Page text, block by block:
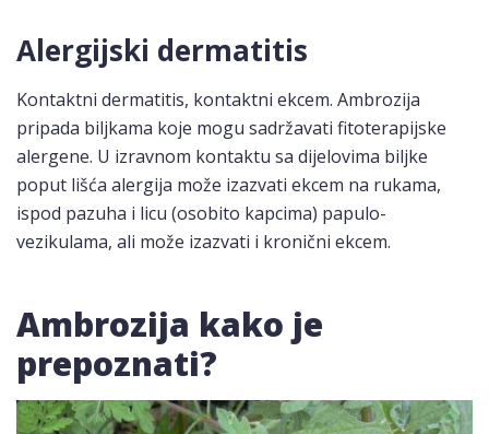
Alergijski dermatitis
Kontaktni dermatitis, kontaktni ekcem. Ambrozija
pripada biljkama koje mogu sadržavati fitoterapijske
alergene. U izravnom kontaktu sa dijelovima biljke
poput lišća alergija može izazvati ekcem na rukama,
ispod pazuha i licu (osobito kapcima) papulo-
vezikulama, ali može izazvati i kronični ekcem.
Ambrozija kako je
prepoznati?